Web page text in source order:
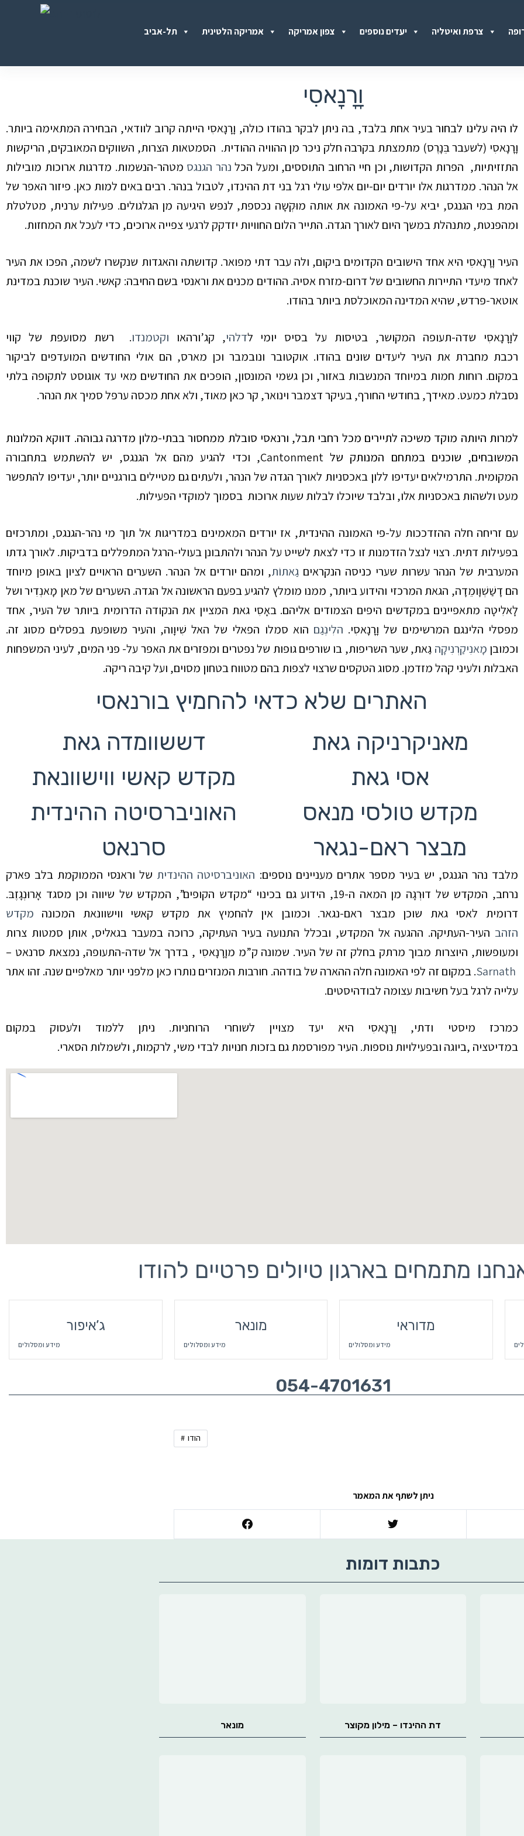
c
o
n
t
e
תל-אביב אמריקה הלטינית צפון אמריקה יעדים נוספים צרפת ואיטליה
וָרָנָאסִי
לו היה עלינו לבחורבעיר אחת בלבד, בה ניתן לבקר בהודו כולה, וָרָנָאסִי הייתה קרוב לוודאי, הבחירה המתאימה ביותר.
וָרָנָאסִי (לשעבר בֵּנָרֶס) מתמצתת בקרבה חלק ניכר מן ההוויה ההודית. הסמטאות הצרות, השווקים המאובקים, הריקשות
התזזיתיות, הפרות הקדושות, וכן חיי הרחוב התוססים, ומעל הכל נהר הגנגס מטהר-הנשמות. מדרגות ארוכות מובילות
אל הנהר. ממדרגות אלו יורדים יום-יום אלפי עולי רגל בני דת ההינדו, לטבול בנהר. רבים באים למות כאן. פיזור האפר של
המת במי הגנגס, יביא על-פי האמונה את אותה מוּקְׁשָה נכספת, לנפש היגיעה מן הגלגולים. פעילות ערנית, מטלטלת
ומהפנטת, מתנהלת במשך היום לאורך הגדה. התייר הלום החוויות יזדקק לרגעי צפייה ארוכים, כדי לעכל את המחזות.
העיר וָרָנָאסִי היא אחד הישובים הקדומים ביקום, ולה עבר דתי מפואר. קדושתה והאגדות שנקשרו לשמה, הפכו את העיר
לאחד מיעדי התיירות החשובים של דרום-מזרח אסיה. ההודים מכנים את וראנסי בשם החיבה: קאשי. העיר שוכנת במדינת
אוטאר-פּרדש, שהיא המדינה המאוכלסת ביותר בהודו.
לוָרָנָאסִי שדה-תעופה המקושר, בטיסות על בסיס יומי לדלהי, קג’ורהאו וקטמנדו. רשת מסועפת של קווי
רכבת מחברת את העיר ליעדים שונים בהודו. אוקטובר ונובמבר וכן מארס, הם אולי החודשים המועדפים לביקור
במקום. רוחות חמות במיוחד המנשבות באזור, וכן גשמי המונסון, הופכים את החודשים מאי עד אוגוסט לתקופה בלתי
נסבלת כמעט. מאידך, בחודשי החורף, בעיקר דצמבר וינואר, קר כאן מאוד, ולא אחת מכסה ערפל סמיך את הנהר.
למרות היותה מוקד משיכה לתיירים מכל רחבי תבל, ורנאסי סובלת ממחסור בבתי-מלון מדרגה גבוהה. דווקא המלונות
המשובחים, שוכנים במתחם המנותק שלCantonment, וכדי להגיע מהם אל הגנגס, יש להשתמש בתחבורה
המקומית. התרמילאים יעדיפו ללון באכסניות לאורך הגדה של הנהר, ולעתים גם מטיילים בורגניים יותר, יעדיפו להתפשר
מעט ולשהות באכסניות אלו, ובלבד שיוכלו לבלות שעות ארוכות בסמוך למוקדי הפעילות.
עם זריחה חלה ההזדככות על-פי האמונה ההינדית, אז יורדים המאמינים במדריגות אל תוך מי נהר-הגנגס, ומתרכזים
בפעילות דתית. רצוי לנצל הזדמנות זו כדי לצאת לשייט על הנהר ולהתבונן בעולי-הרגל המתפללים בדביקות. לאורך גדתו
המערבית של הנהר עשרות שערי כניסה הנקראים גַאתוֹת, ומהם יורדים אל הנהר. השערים הראויים לציון באופן מיוחד
הם דָשַׁשְׁוָומֵדָה, הגאת המרכזי והידוע ביותר, ממנו מומלץ להגיעבפעם הראשונה אל הגדה. השערים של מאן מָאנְדִיר ושל
לָאלִיטָה מתאפיינים במקדשים היפים הצמודים אליהם. באָסִי גאת המציין את הנקודה הדרומית ביותר של העיר, אחד
מפסלי הלינגם המרשימים של וָרָנָאסִי. הלִינְגַם הוא סמלו הפאלי של האל שִׁיוָוה, והעיר משופעת בפסלים מסוג זה.
וכמובן מָאנִיקַרְנִיקָה גַאת, שערהשריפות, בו שורפים גופות של נפטרים ומפזרים את האפר על- פני המים, לעיני המשפחות
האבלות ולעיני קהלמזדמן. מסוג הטקסים שרצוי לצפות בהם מטווח בטחון מסוים, ועל קיבה ריקה.
האתרים שלא כדאי להחמיץ בורנאסי
דששוומדה גאת
מאניקרניקה גאת
מקדש קאשי ווישוונאת
אסי גאת
האוניברסיטה ההינדית
מקדש טולסי מנאס
סרנאט
מבצר ראם-נגאר
מלבד נהר הגנגס, יש בעיר מספר אתרים מעניינים נוספים: האוניברסיטה ההינדית של וראנסי הממוקמת בלב פארק
נרחב, המקדש של דוּרְגָה מן המאה ה-19, הידוע גם בכינוי “מקדש הקופים”, המקדש של שיווה וכן מסגד אָרוּנְגָזֶבּ.
דרומית לאסי גאת שוכן מבצר ראם-נגאר. וכמובן אין להחמיץ את מקדש קאשי ווישוונאת המכונה מקדש
הזהב העיר-העתיקה. ההגעה אל המקדש, ובכלל התנועה בעיר העתיקה, כרוכה במעבר בגאליס, אותן סמטות צרות
ומעופשות, היוצרות מבוך מרתק בחלק זה של העיר. שמונה ק”מ מוָרָנָאסִי , בדרך אל שדה-התעופה, נמצאת סרנאט –
Sarnath. במקום זה לפי האמונה חלה ההארה של בודהה. חורבות המנזרים נותרו כאן מלפני יותר מאלפיים שנה. זהו אתר
עלייה לרגל בעל חשיבות עצומה לבודהיסטים.
כמרכז מיסטי ודתי, וָרָנָאסִי היא יעד מצויין לשוחרי הרוחניות. ניתן ללמוד ולעסוק במקום
במדיטציה ,ביוגה ובפעילויות נוספות. העיר מפורסמת גם בזכות חנויות לבדי משי, לרקמות, ולשמלות הסארי.
מתמחים בארגון טיולים פרטיים להודו
ג’איפור
מידע ומסלולים
מונאר
מידע ומסלולים
מדוראי
מידע ומסלולים
054-4701631
הודו
ניתן לשתף את המאמר
כתבות דומות
מונאר דת ההינדו – מילון מקוצר